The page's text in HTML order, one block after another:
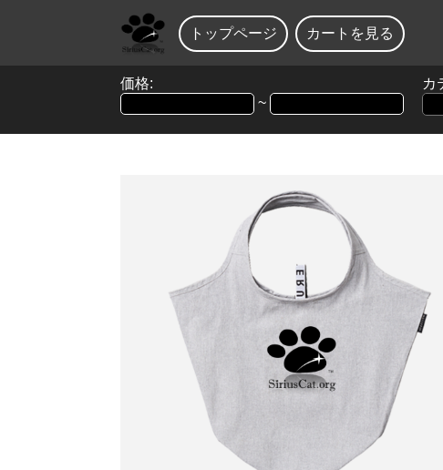
トップページ カートを見る
価格:
~
カ